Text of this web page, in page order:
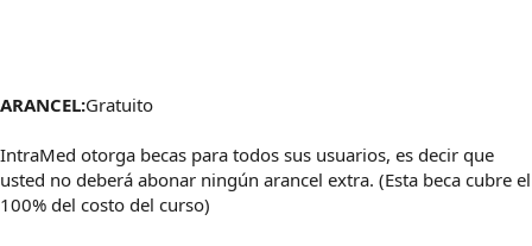
ARANCEL:Gratuito
IntraMed otorga becas para todos sus usuarios, es decir que
usted no deberá abonar ningún arancel extra. (Esta beca cubre el
100% del costo del curso)